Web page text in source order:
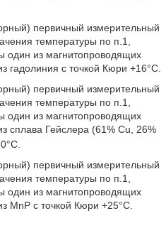
первичный измерительный
температуры по п.1,
один из магнитопроводящих
гадолиния с точкой Кюри +16°С.
первичный измерительный
температуры по п.1,
один из магнитопроводящих
сплава Гейслера (61% Сu, 26%
первичный измерительный
температуры по п.1,
один из магнитопроводящих
МnР с точкой Кюри +25°С.